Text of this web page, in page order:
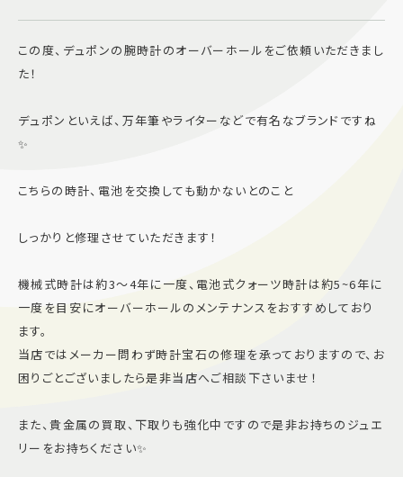
イベント
施設案内
よくあるご質問
スタッフ募集
この度、デュポンの腕時計のオーバーホールをご依頼いただきまし
た！
デュポンといえば、万年筆やライターなどで有名なブランドですね
✨
こちらの時計、電池を交換しても動かないとのこと
しっかりと修理させていただきます！
機械式時計は約3～4年に一度、電池式クォーツ時計は約5~6年に
一度を目安にオーバーホールのメンテナンスをおすすめしており
ます。
当店ではメーカー問わず時計宝石の修理を承っておりますので、お
困りごとございましたら是非当店へご相談下さいませ！
また、貴金属の買取、下取りも強化中ですので是非お持ちのジュエ
リーをお持ちください✨